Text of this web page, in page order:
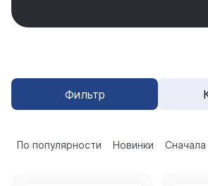
Фильтр
По популярности Новинки